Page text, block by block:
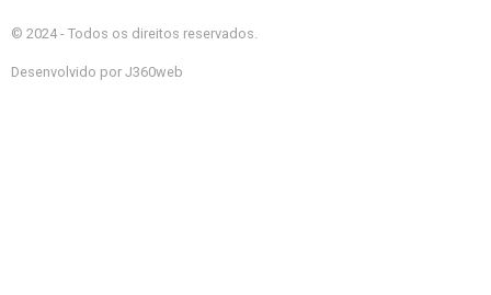
© 2024 - Todos os direitos reservados.
Desenvolvido por J360web